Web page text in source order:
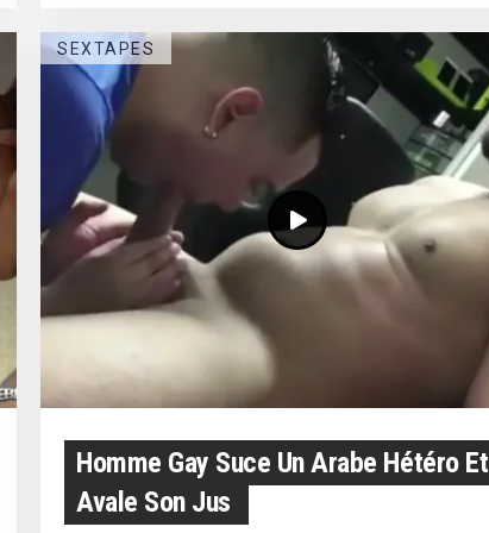
SEXTAPES
Homme Gay Suce Un Arabe Hétéro Et
Avale Son Jus